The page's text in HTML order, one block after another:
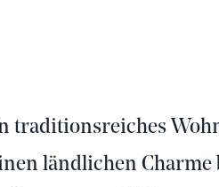
traditionsreiches
ländlichen Charme